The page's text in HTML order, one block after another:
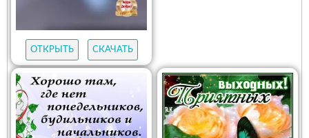
ОТКРЫТЬ СКАЧАТЬ